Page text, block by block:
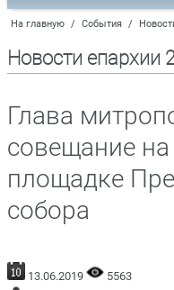
На главную / События /
Новости епархии
Глава
совещание на
площадке
собора
13.06.2019
5563